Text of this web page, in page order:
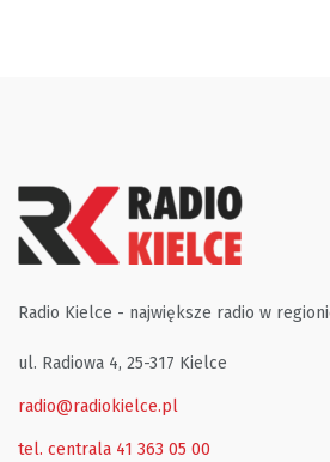
Radio Kielce - największe radio w
ul. Radiowa 4, 25-317 Kielce
radio@radiokielce.pl
tel. centrala 41 363 05 00